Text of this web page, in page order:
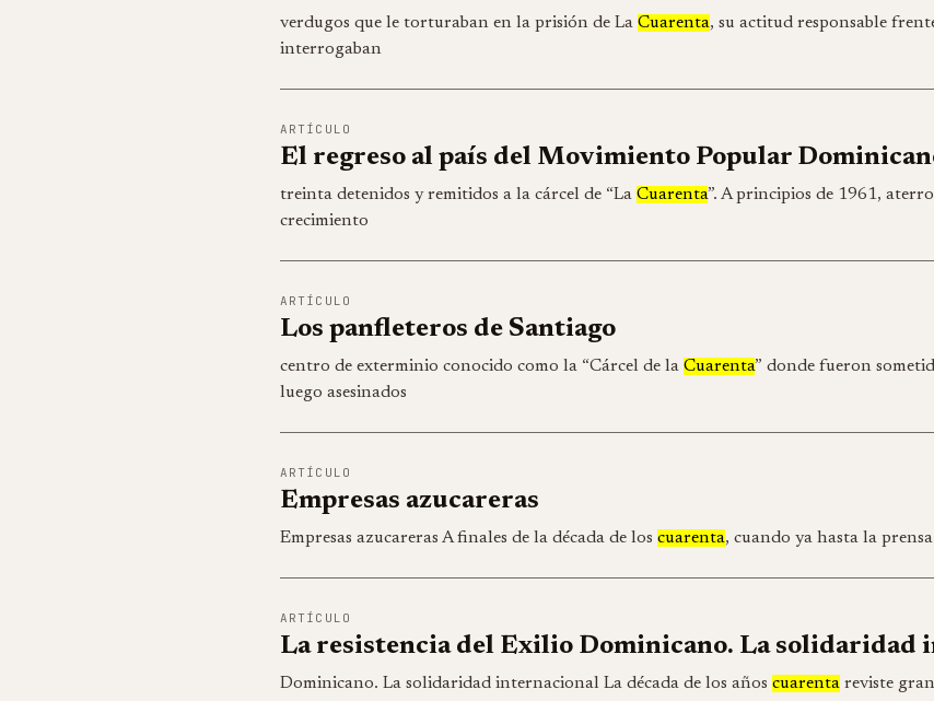
verdugos que le torturaban en la prisión de La Cuarenta, su actitud responsable
interrogaban
ARTÍCULO
El regreso al país del Movimiento Popular
treinta detenidos y remitidos a la cárcel de “La Cuarenta”. A principios de 1961,
crecimiento
ARTÍCULO
Los panfleteros de Santiago
centro de exterminio conocido como la “Cárcel de la Cuarenta” donde fueron
luego asesinados
ARTÍCULO
Empresas azucareras
Empresas azucareras A finales de la década de los cuarenta, cuando ya hasta la
ARTÍCULO
La resistencia del Exilio Dominicano. La solidaridad
Dominicano. La solidaridad internacional La década de los años cuarenta reviste